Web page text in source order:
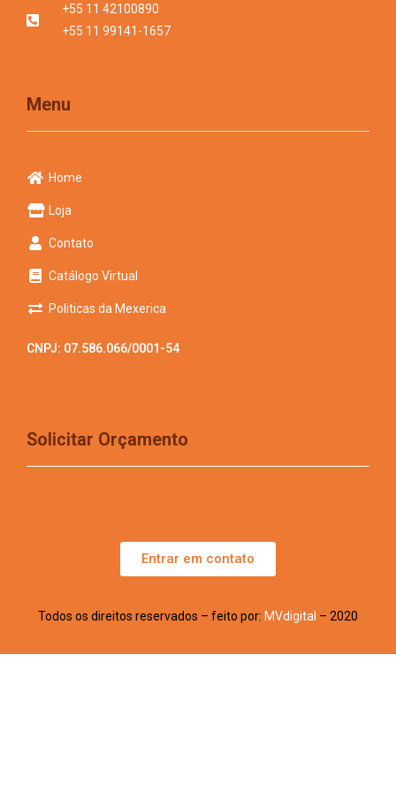
+55 11 42100890
+55 11 99141-1657
Menu
Home
Loja
Contato
Catálogo Virtual
Politicas da Mexerica
CNPJ: 07.586.066/0001-54
Solicitar Orçamento
Entrar em contato
Todos os direitos reservados – feito por: MVdigital – 2020